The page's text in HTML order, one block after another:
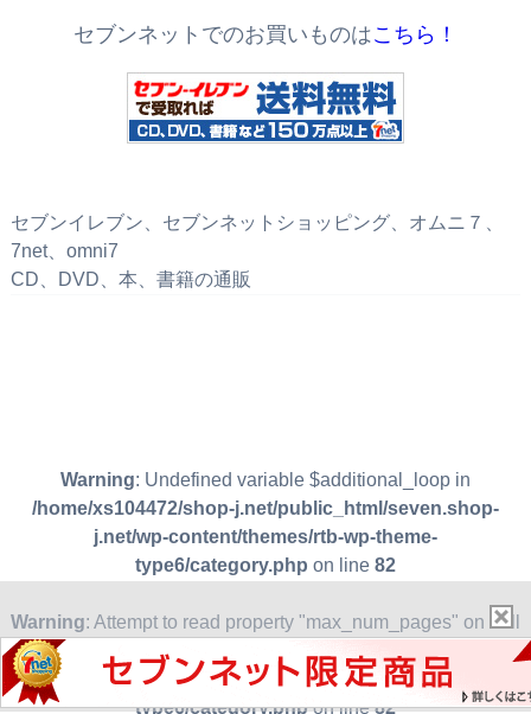
セブンネットでのお買いものはこちら！
セブンイレブン、セブンネットショッピング、オムニ７、
7net、omni7
CD、DVD、本、書籍の通販
Warning: Undefined variable $additional_loop in
/home/xs104472/shop-j.net/public_html/seven.shop-
j.net/wp-content/themes/rtb-wp-theme-
type6/category.php on line 82
Warning: Attempt to read property "max_num_pages" on null
in/home/xs104472/shop-j.net/public_html/seven.shop-
j.net/wp-content/themes/rtb-wp-theme-
type6/category.phpon line82